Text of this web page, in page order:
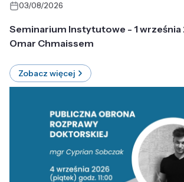
03/08/2026
Seminarium Instytutowe - 1
Omar Chmaissem
Zobacz więcej